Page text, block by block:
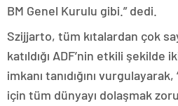
BM Genel Kurulu gibi.” dedi.
Szijjarto, tüm kıtalardan çok
katıldığı ADF’nin etkili
imkanı tanıdığını
için tüm dünyayı dolaşmak